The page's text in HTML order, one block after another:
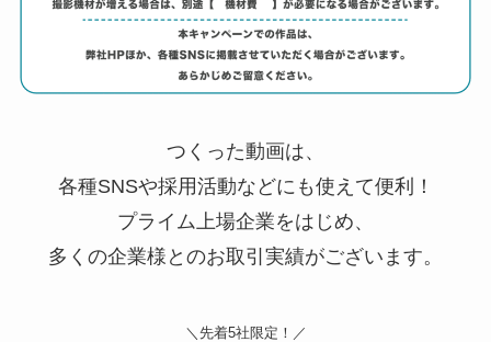
つくった動画は、
各種SNSや採用活動などにも使えて便利！
プライム上場企業をはじめ、
多くの企業様とのお取引実績がございます。
＼先着5社限定！／